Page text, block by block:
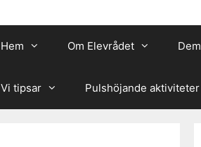
Hem Om Elevrådet
Vi tipsar Pulshöjande aktiviteter